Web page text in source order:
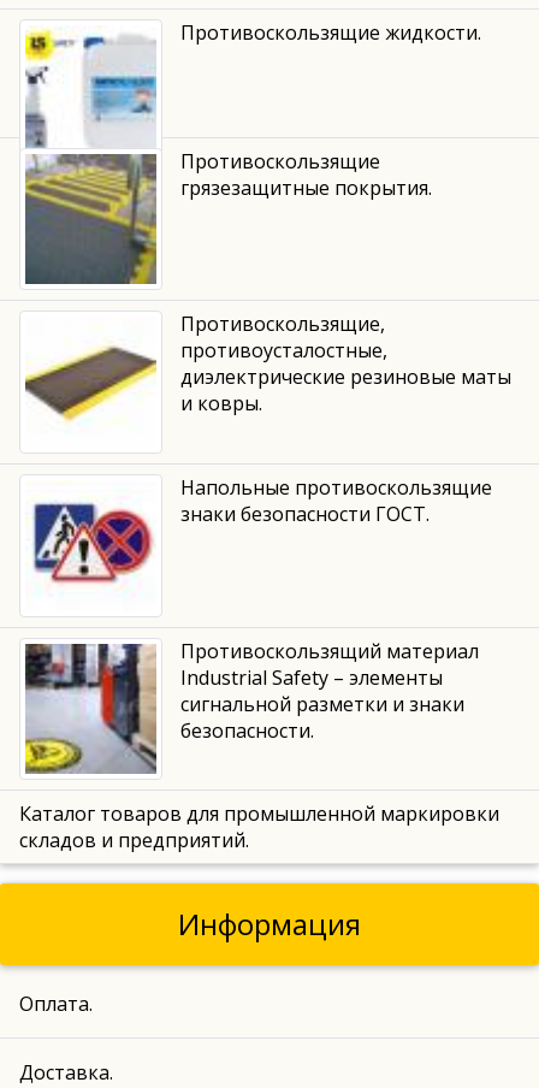
Противоскользящие жидкости.
Противоскользящие
грязезащитные покрытия.
Противоскользящие,
противоусталостные,
диэлектрические резиновые маты
и ковры.
Напольные противоскользящие
знаки безопасности ГОСТ.
Противоскользящий материал
Industrial Safety – элементы
сигнальной разметки и знаки
безопасности.
Каталог товаров для промышленной маркировки
складов и предприятий.
Информация
Оплата.
Доставка.